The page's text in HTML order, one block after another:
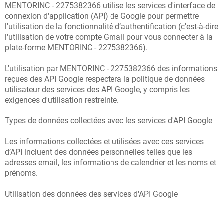
MENTORINC - 2275382366 utilise les services d'interface de
connexion d'application (API) de Google pour permettre
l'utilisation de la fonctionnalité d’authentification (c'est-à-dire
l'utilisation de votre compte Gmail pour vous connecter à la
plate-forme MENTORINC - 2275382366).
L'utilisation par MENTORINC - 2275382366 des informations
reçues des API Google respectera la politique de données
utilisateur des services des API Google, y compris les
exigences d'utilisation restreinte.
Types de données collectées avec les services d'API Google
Les informations collectées et utilisées avec ces services
d’API incluent des données personnelles telles que les
adresses email, les informations de calendrier et les noms et
prénoms.
Utilisation des données des services d'API Google